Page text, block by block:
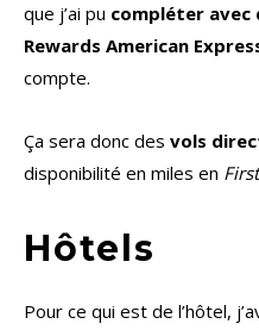
que j’ai pu compléter avec
Rewards American
compte.
Ça sera donc des vols
disponibilité en miles en First
Hôtels
Pour ce qui est de l’hôtel,